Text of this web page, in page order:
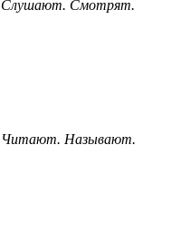
Слушают. Смотрят.
Читают. Называют.